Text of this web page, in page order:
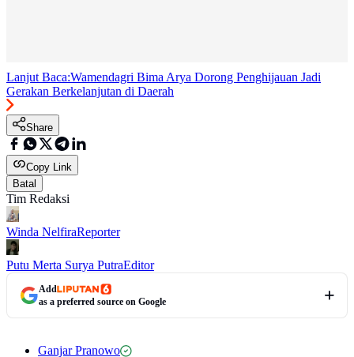
Lanjut Baca:Wamendagri Bima Arya Dorong Penghijauan Jadi
Gerakan Berkelanjutan di Daerah
Share
Copy Link
Batal
Tim Redaksi
Winda NelfiraReporter
Putu Merta Surya PutraEditor
Add
as a preferred source on Google
Ganjar Pranowo